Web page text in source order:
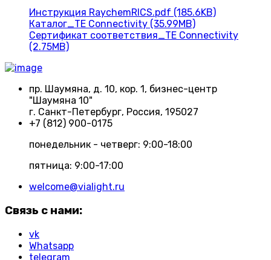
Инструкция RaychemRICS.pdf (185.6KB)
Каталог_TE Connectivity (35.99MB)
Сертификат соответствия_TE Connectivity
(2.75MB)
пр. Шаумяна, д. 10, кор. 1, бизнес-центр
"Шаумяна 10"
г. Санкт-Петербург, Россия, 195027
+7 (812) 900-0175
понедельник - четверг: 9:00-18:00
пятница: 9:00-17:00
welcome@vialight.ru
Связь с нами:
vk
Whatsapp
telegram